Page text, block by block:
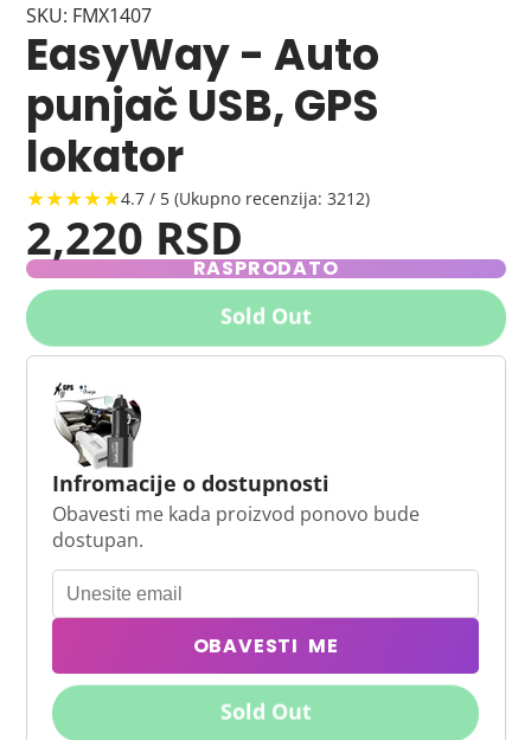
SKU: FMX1407
EasyWay - Auto
punjač USB, GPS
lokator
★★★★★4.7 / 5 (Ukupno recenzija: 3212)
2,220 RSD
RASPRODATO
Sold Out
Infromacije o dostupnosti
Obavesti me kada proizvod ponovo bude
dostupan.
OBAVESTI ME
Sold Out